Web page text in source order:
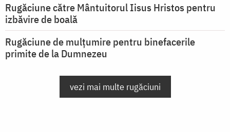
Rugăciune către Mântuitorul Iisus Hristos pentru
izbăvire de boală
Rugăciune de mulțumire pentru binefacerile
primite de la Dumnezeu
vezi mai multe rugăciuni